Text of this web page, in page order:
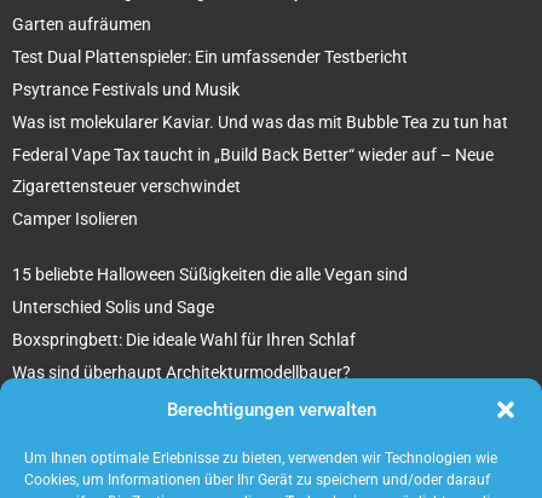
Berechtigungen verwalten
Um Ihnen optimale Erlebnisse zu bieten, verwenden wir Technologien wie
Cookies, um Informationen über Ihr Gerät zu speichern und/oder darauf
Garten aufräumen
Test Dual Plattenspieler: Ein umfassender Testbericht
Psytrance Festivals und Musik
Was ist molekularer Kaviar. Und was das mit Bubble Tea zu tun hat
Federal Vape Tax taucht in „Build Back Better“ wieder auf – Neue
Zigarettensteuer verschwindet
Camper Isolieren
15 beliebte Halloween Süßigkeiten die alle Vegan sind
Unterschied Solis und Sage
Boxspringbett: Die ideale Wahl für Ihren Schlaf
Was sind überhaupt Architekturmodellbauer?
Tipps für Ihr beton ciré Badezimmer